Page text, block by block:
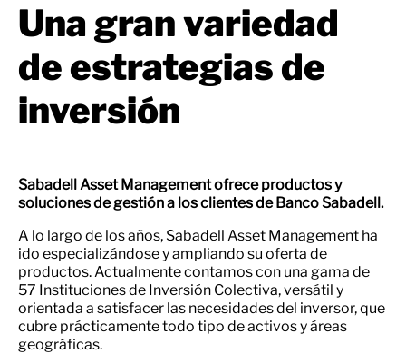
Una gran variedad
de estrategias de
inversión
Sabadell Asset Management ofrece productos y
soluciones de gestión a los clientes de Banco Sabadell.
A lo largo de los años, Sabadell Asset Management ha
ido especializándose y ampliando su oferta de
productos. Actualmente contamos con una gama de
57 Instituciones de Inversión Colectiva, versátil y
orientada a satisfacer las necesidades del inversor, que
cubre prácticamente todo tipo de activos y áreas
geográficas.